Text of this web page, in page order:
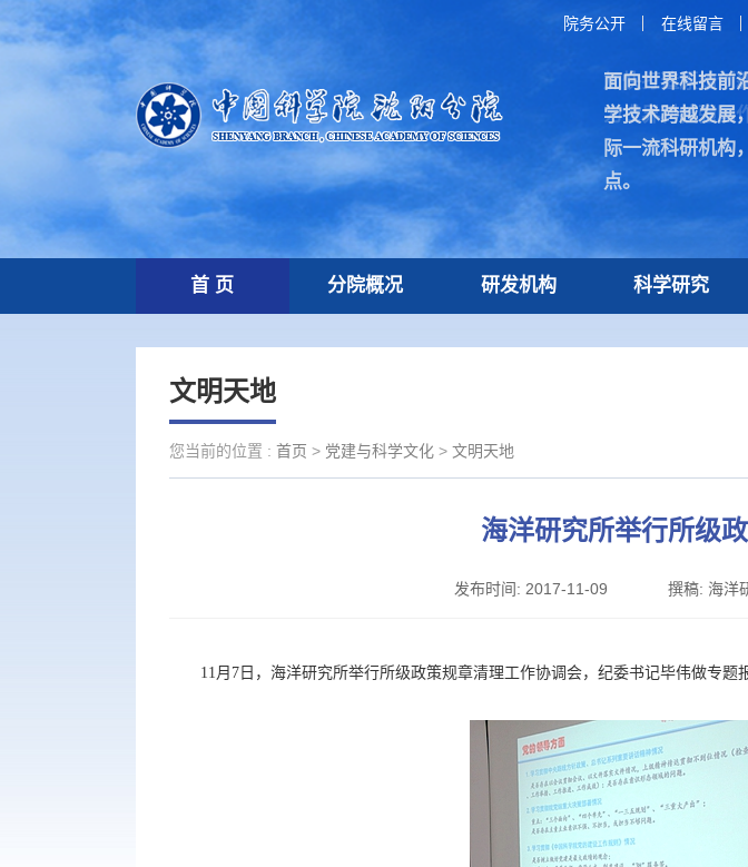
院务公开 在线留言
面向世界科技前
学技术跨越发展
际一流科研机构
点。
加快打造原始创
为世界科技强国
首 页 分院概况 研发机构 科学研究
文明天地
您当前的位置 : 首页 > 党建与科学文化 > 文明天地
海洋研究所举行所级
发布时间: 2017-11-09 撰稿: 海洋
11月 7 日，海洋研究所举行所级政策规章清理工作协调会，纪委书记毕伟做专题